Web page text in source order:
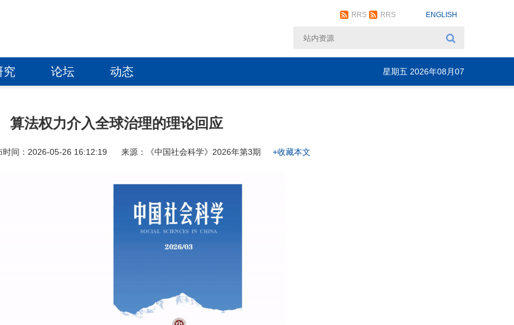
RRS RRS ENGLISH
究 论坛 动态 星期五 2026年08月07
算法权力介入全球治理的理论回应
时间：2026-05-26 16:12:19 来源：《中国社会科学》2026年第3期 +收藏本文